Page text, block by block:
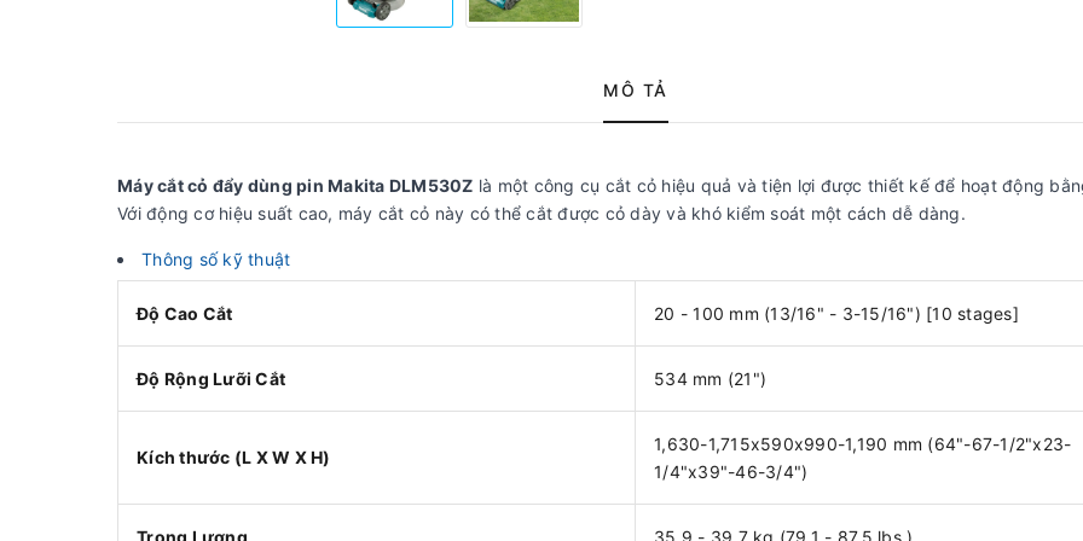
MÔ TẢ
Máy cắt cỏ đẩy dùng pin Makita DLM530Z là một công cụ cắt cỏ hiệu quả và tiện lợi được thiết kế để hoạt động
Với động cơ hiệu suất cao, máy cắt cỏ này có thể cắt được cỏ dày và khó kiểm soát một cách dễ dàng.
Thông số kỹ thuật
Độ Cao Cắt 20 - 100 mm (13/16" - 3-15/16") [10 stages]
Độ Rộng Lưỡi Cắt 534 mm (21")
Kích thước (L X W X H)
1,630-1,715x590x990-1,190 mm (64"-67-1/2"x23-
1/4"x39"-46-3/4")
Trọng Lượng 35.9 - 39.7 kg (79.1 - 87.5 lbs.)